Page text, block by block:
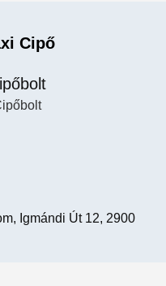
Cipő
Igmándi Út 12, 2900